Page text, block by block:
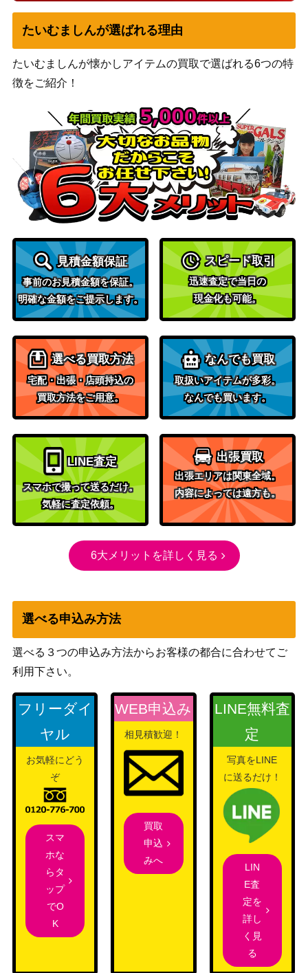
たいむましんが選ばれる理由
たいむましんが懐かしアイテムの買取で選ばれる6つの特
徴をご紹介！
見積金額保証
事前のお見積金額を保証。
明確な金額をご提示します。
スピード取引
迅速査定で当日の
現金化も可能。
選べる買取方法
宅配・出張・店頭持込の
買取方法をご用意。
なんでも買取
取扱いアイテムが多彩。
なんでも買います。
LINE査定
スマホで撮って送るだけ。
気軽に査定依頼。
出張買取
出張エリアは関東全域。
内容によっては遠方も。
6大メリットを詳しく見る
選べる申込み方法
選べる３つの申込み方法からお客様の都合に合わせてご
利用下さい。
フリーダイ
ヤル
お気軽にどう
ぞ
スマ
ホな
らタ
ップ
でO
K
WEB申込み
相見積歓迎！
買取
申込
みへ
LINE無料査
定
写真をLINE
に送るだけ！
LIN
E査
定を
詳し
く見
る